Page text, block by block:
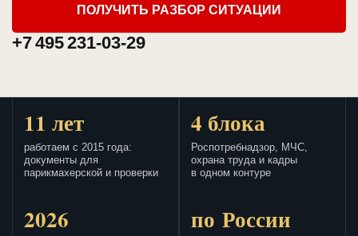
ПОЛУЧИТЬ РАЗБОР СИТУАЦИИ
+7 495 231-03-29
11 лет
работаем с 2015 года:
документы для
парикмахерской и проверки
4 блока
Роспотребнадзор, МЧС,
охрана труда и кадры
в одном контуре
2026 по России